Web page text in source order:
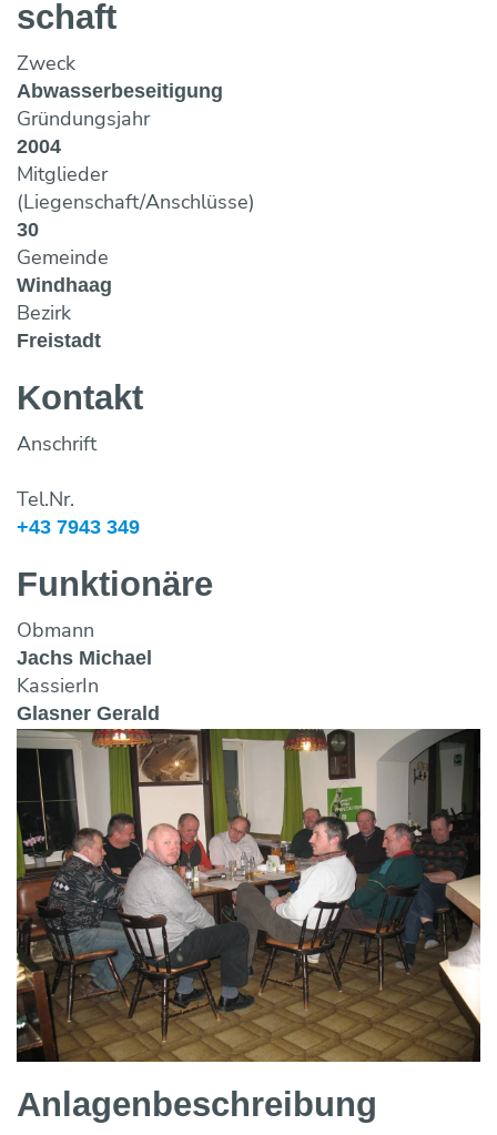
Regelwerke
Trinkwasserbar
Trinkwassernotversorgung
Trinkwasseruntersuchungsaktion
Versicherungen
Wahlergebnisse
Vorträge & Präsentationen
Fotos & Impressionen
Bildung ONLINE
Speicherung
Wasseraufbereitung
Reinigung
Wasserzähler
Fremdüberwachung von
Eigenüberwachung von
Projekte / Studien
EU-Angelegenheiten
Maulwurf- und Rohrlosdränung
Chronik
Team
schaft
Zweck
Abwasserbeseitigung
Gründungsjahr
2004
Mitglieder
(Liegenschaft/Anschlüsse)
30
Gemeinde
Windhaag
Bezirk
Freistadt
Kontakt
Anschrift
Tel.Nr.
+43 7943 349
Funktionäre
Obmann
Jachs Michael
KassierIn
Glasner Gerald
Anlagen­beschreibung